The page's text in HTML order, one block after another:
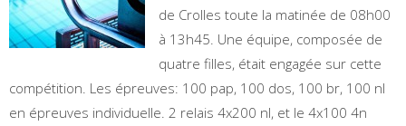
de Crolles toute la matinée de 08h00
à 13h45. Une équipe, composée de
quatre filles, était engagée sur cette
compétition. Les épreuves: 100 pap, 100 dos, 100 br, 100 nl
en épreuves individuelle. 2 relais 4x200 nl, et le 4x100 4n